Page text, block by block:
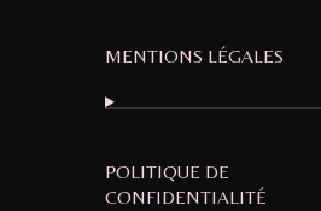
MENTIONS LÉGALES
POLITIQUE DE
CONFIDENTIALITÉ